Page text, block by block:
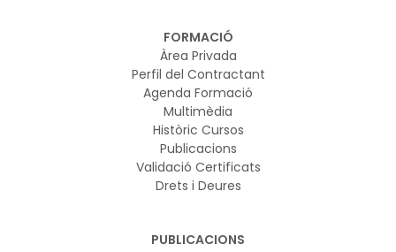
FORMACIÓ
Àrea Privada
Perfil del Contractant
Agenda Formació
Multimèdia
Històric Cursos
Publicacions
Validació Certificats
Drets i Deures
PUBLICACIONS